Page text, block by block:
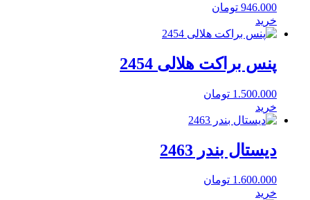
946.000 تومان
خرید
پنس براکت هلالی 2454
1.500.000 تومان
خرید
دیستال بندر 2463
1.600.000 تومان
خرید